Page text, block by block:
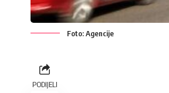
Foto: Agencije
PODIJELI